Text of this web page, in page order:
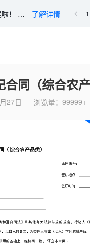
自助出证功能上线啦！ 如您有出证需求，可登录电子牵官网进行自助申请。 了解详情 1
引擎的一款电子签约产品
&管理平台。电子牵采用安
登录
同（综合农产
27日 浏览量： 99999+